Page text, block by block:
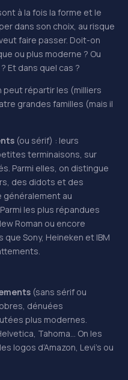
à la fois la forme et le
dans son choix, au risque
faire passer. Doit-on
ou plus moderne ? Ou
Et dans quel cas ?
peut répartir les (milliers
grandes familles (mais il
(ou sérif) : leurs
terminaisons, sur
Parmi elles, on distingue
des didots et des
généralement au
les plus répandues
Roman ou encore
Sony, Heineken et IBM
(sans sérif ou
dénuées
plus modernes.
Tahoma… On les
logos d’Amazon, Levi’s ou